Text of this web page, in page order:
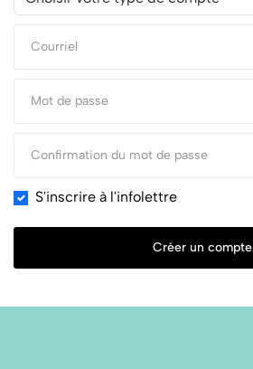
S'inscrire à l'infolettre
Créer un compte